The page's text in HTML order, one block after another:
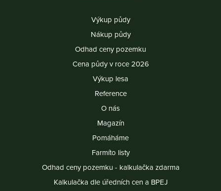
Výkup půdy
Nákup půdy
Odhad ceny pozemku
Cena půdy v roce 2026
Výkup lesa
Reference
O nás
Magazín
Pomáháme
Farmíto listy
Odhad ceny pozemku - kalkulačka zdarma
Kalkulačka dle úředních cen a BPEJ